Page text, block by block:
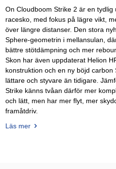
On Cloudboom Strike 2 är en
racesko, med fokus på lägre vikt,
över längre distanser. Den stora
Sphere-geometrin i mellansulan,
bättre stötdämpning och mer
Skon har även uppdaterat Helion
konstruktion och en ny böjd
lättare och styvare än tidigare.
Strike känns tvåan därför mer
och lätt, men har mer flyt, mer
framåtdriv.
Läs mer